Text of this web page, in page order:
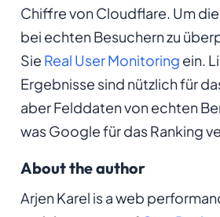
Chiffre von Cloudflare. Um
bei echten Besuchern zu
Sie Real User Monitoring ein.
Ergebnisse sind nützlich für
aber Felddaten von echten
was Google für das Ranking
About the author
Arjen Karel is a web